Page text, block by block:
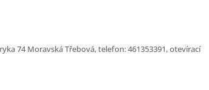
74 Moravská Třebová, telefon: 461353391, otevírací